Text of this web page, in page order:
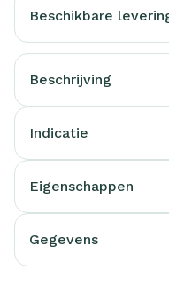
Beschikbare
Beschrijving
Indicatie
Eigenschappen
Gegevens